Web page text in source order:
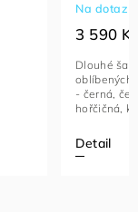
Na dotaz
3 590
Detail
Dlouhé
oblíbených
- černá,
hořčičná,